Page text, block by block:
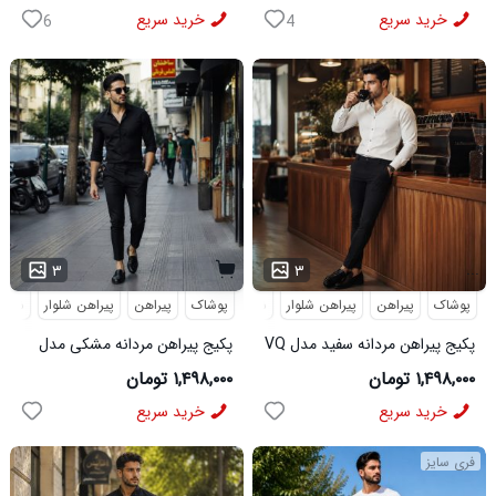
خرید سریع 6 خرید سریع 4
۳
پوشاک پیراهن پیراهن شلوار
پکیج پیراهن مردانه مشکی مدل
VQ شلوار مردانه مشکی مدل
MOBIN
۱,۴۹۸,۰۰۰ تومان
خرید سریع
۳ ...
پوشاک پیراهن پیراهن شلوار شلوار مردانه
پکیج پیراهن مردانه سفید مدل VQ
شلوار مردانه مشکی مدل MOBIN
۱,۴۹۸,۰۰۰ تومان
خرید سریع
فری سایز